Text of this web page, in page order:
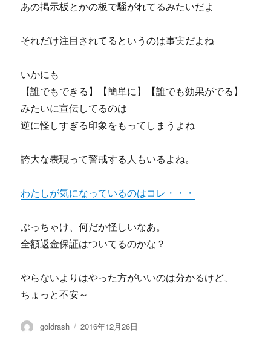
あの掲示板とかの板で騒がれてるみたいだよ
それだけ注目されてるというのは事実だよね
いかにも
【誰でもできる】【簡単に】【誰でも効果がでる】
みたいに宣伝してるのは
逆に怪しすぎる印象をもってしまうよね
誇大な表現って警戒する人もいるよね。
わたしが気になっているのはコレ・・・
ぶっちゃけ、何だか怪しいなあ。
全額返金保証はついてるのかな？
やらないよりはやった方がいいのは分かるけど、
ちょっと不安～
投
goldrash
投
2016年12月26日